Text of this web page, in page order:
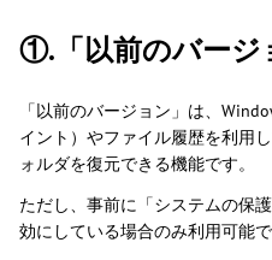
①.「以前のバージ
「以前のバージョン」は、
イント）やファイル履歴を利用
ォルダを復元できる機能です。
ただし、事前に「システムの保
効にしている場合のみ利用可能で